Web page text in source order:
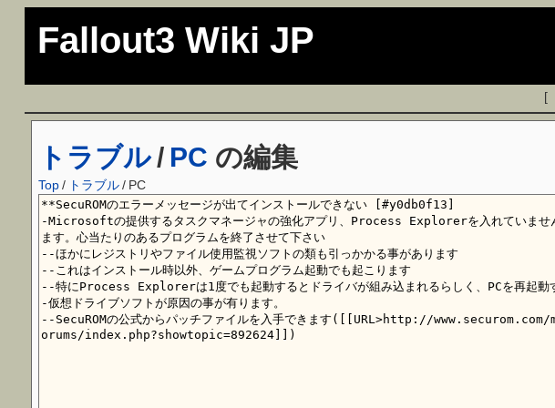
Fallout3 Wiki JP
[
トラブル / PC の編集
Top/ トラブル/ PC